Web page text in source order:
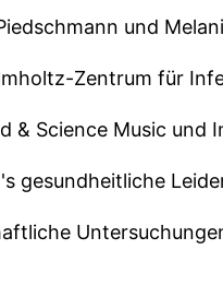
und
Zentrum für
& Science Music und
gesundheitliche